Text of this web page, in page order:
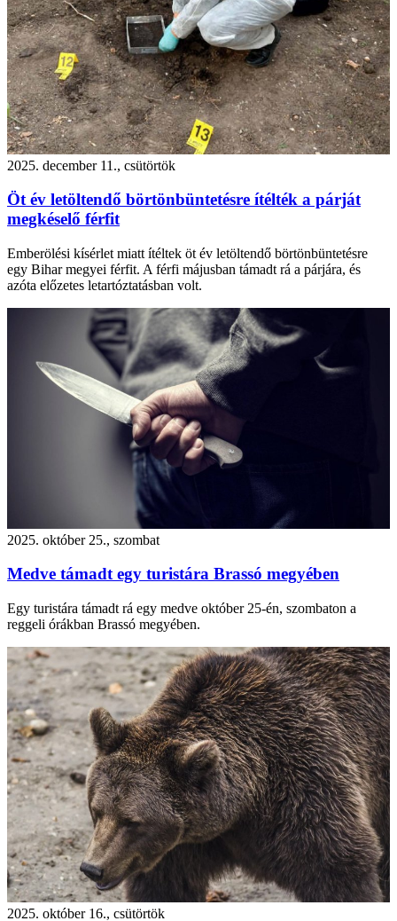
2025. december 11., csütörtök
Öt év letöltendő börtönbüntetésre ítélték a párját
megkéselő férfit
Emberölési kísérlet miatt ítéltek öt év letöltendő börtönbüntetésre
egy Bihar megyei férfit. A férfi májusban támadt rá a párjára, és
azóta előzetes letartóztatásban volt.
2025. október 25., szombat
Medve támadt egy turistára Brassó megyében
Egy turistára támadt rá egy medve október 25-én, szombaton a
reggeli órákban Brassó megyében.
2025. október 16., csütörtök